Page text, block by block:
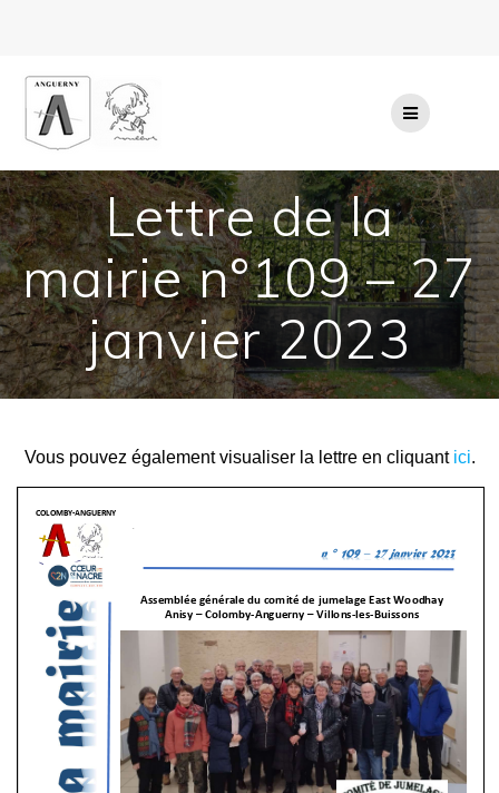
Lettre de la
mairie n°109 – 27
janvier 2023
Vous pouvez également visualiser la lettre en cliquant ici.